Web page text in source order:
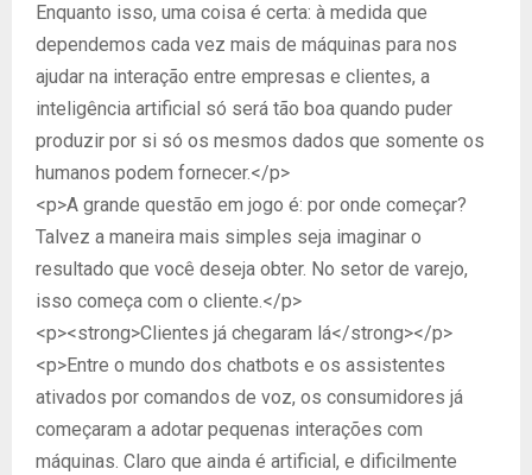
Enquanto isso, uma coisa é certa: à medida que
dependemos cada vez mais de máquinas para nos
ajudar na interação entre empresas e clientes, a
inteligência artificial só será tão boa quando puder
produzir por si só os mesmos dados que somente os
humanos podem fornecer.</p>
<p>A grande questão em jogo é: por onde começar?
Talvez a maneira mais simples seja imaginar o
resultado que você deseja obter. No setor de varejo,
isso começa com o cliente.</p>
<p><strong>Clientes já chegaram lá</strong></p>
<p>Entre o mundo dos chatbots e os assistentes
ativados por comandos de voz, os consumidores já
começaram a adotar pequenas interações com
máquinas. Claro que ainda é artificial, e dificilmente